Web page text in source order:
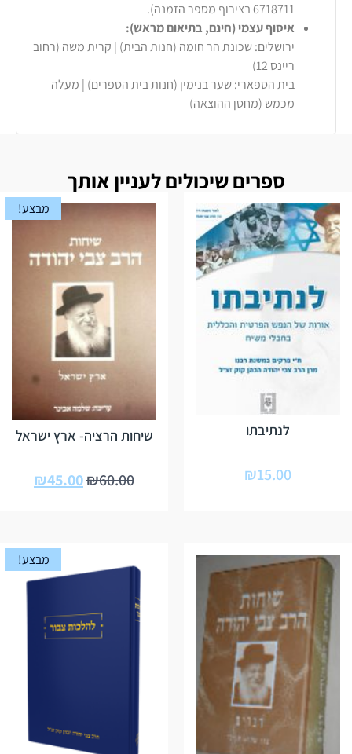
6718711 בצירוף מספר הזמנה).
איסוף עצמי (חינם, בתיאום מראש):
ירושלים: שכונת הר חומה (חנות הבית) | קרית משה (רחוב
ריינס 12)
בית הספארי: שער בנימין (חנות בית הספרים) | מעלה
מכמש (מחסן ההוצאה)
ספרים שיכולים לעניין אותך
לנתיבתו
₪15.00
מבצע!
שיחות הרציה- ארץ ישראל
₪60.00
₪45.00
מבצע!